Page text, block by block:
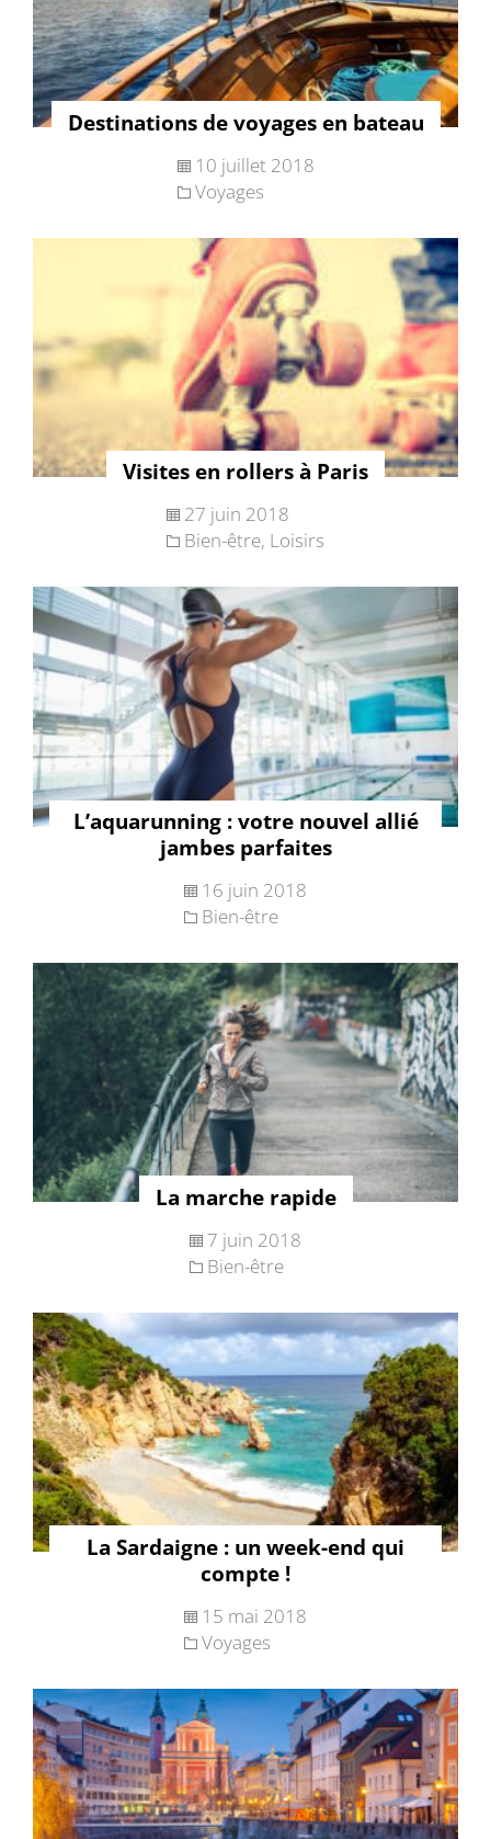
Destinations de voyages en bateau
10 juillet 2018
Voyages
Visites en rollers à Paris
27 juin 2018
Bien-être, Loisirs
L’aquarunning : votre nouvel allié
jambes parfaites
16 juin 2018
Bien-être
La marche rapide
7 juin 2018
Bien-être
La Sardaigne : un week-end qui
compte !
15 mai 2018
Voyages